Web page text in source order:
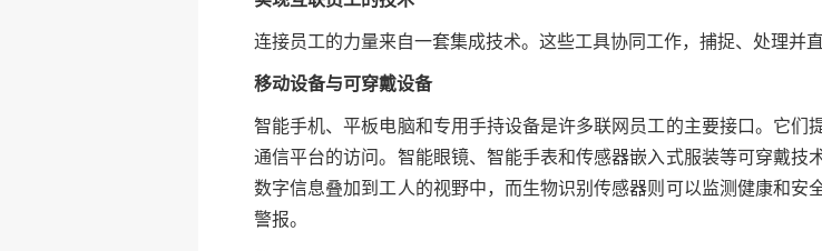
连接员工的力量来自一套集成技术。这些工具协同工作，捕捉、处理并
移动设备与可穿戴设备
智能手机、平板电脑和专用手持设备是许多联网员工的主要接口。它们
通信平台的访问。智能眼镜、智能手表和传感器嵌入式服装等可穿戴技
数字信息叠加到工人的视野中，而生物识别传感器则可以监测健康和安
警报。